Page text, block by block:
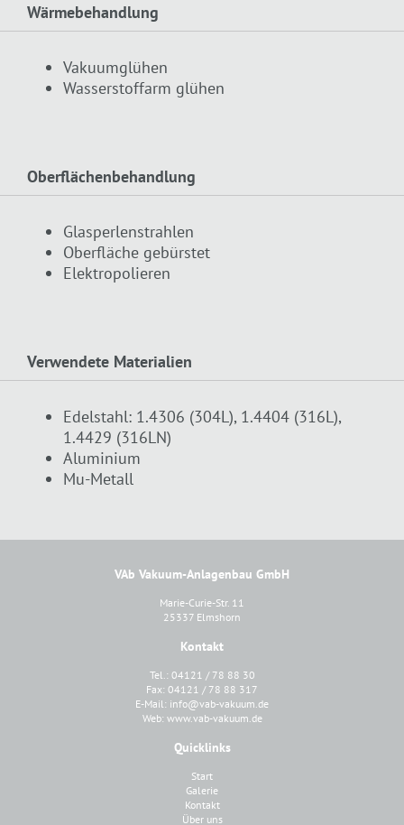
Wärmebehandlung
Vakuumglühen
Wasserstoffarm glühen
Oberflächenbehandlung
Glasperlenstrahlen
Oberfläche gebürstet
Elektropolieren
Verwendete Materialien
Edelstahl: 1.4306 (304L), 1.4404 (316L),
1.4429 (316LN)
Aluminium
Mu-Metall
VAb Vakuum-Anlagenbau GmbH
Marie-Curie-Str. 11
25337 Elmshorn
Kontakt
Tel.: 04121 / 78 88 30
Fax: 04121 / 78 88 317
E-Mail: info@vab-vakuum.de
Web: www.vab-vakuum.de
Quicklinks
Start
Galerie
Kontakt
Über uns